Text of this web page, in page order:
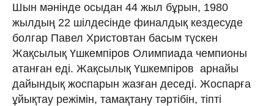
Шын мәнінде осыдан 44 жыл бұрын, 1980
жылдың 22 шілдесінде финалдық кездесуде
болгар Павел Христовтан басым түскен
Жақсылық Үшкемпіров Олимпиада чемпионы
атанған еді. Жақсылық Үшкемпіров арнайы
дайындық жоспарын жазған деседі. Жоспарға
ұйықтау режімін, тамақтану тәртібін, тіпті